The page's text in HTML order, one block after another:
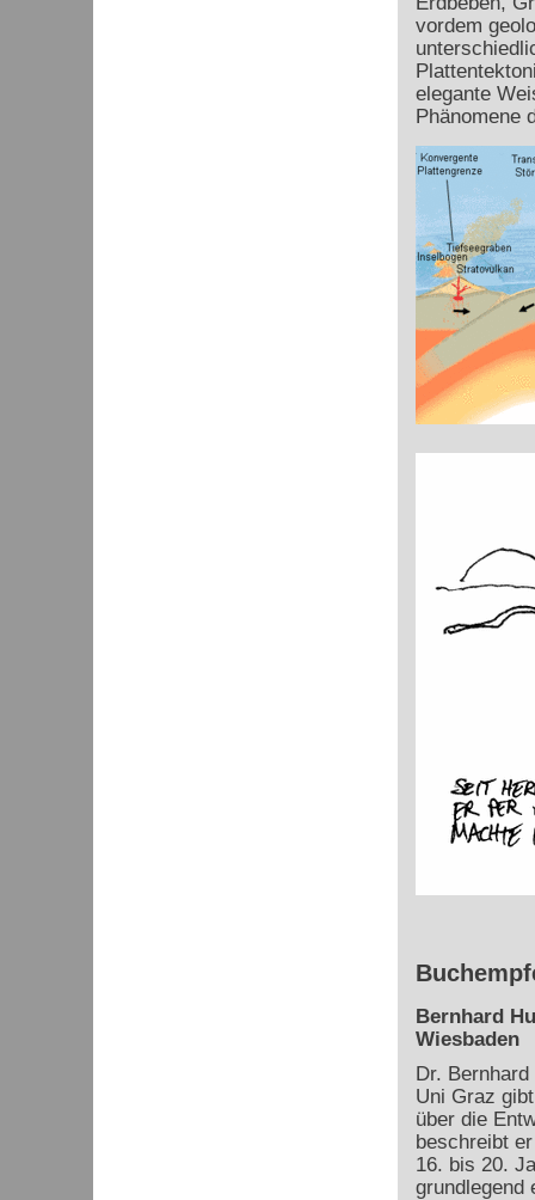
vordem
elegante
Phänomene
Bernhard
Wiesbaden
Dr.
Uni Graz
über die
beschreibt
16. bis 20.
grundlegend